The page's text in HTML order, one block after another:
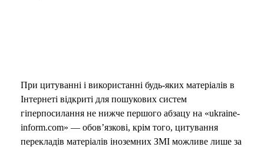
При цитуванні і використанні будь-яких матеріалів в
Інтернеті відкриті для пошукових систем
гіперпосилання не нижче першого абзацу на «ukraine-
inform.com» — обов’язкові, крім того, цитування
перекладів матеріалів іноземних ЗМІ можливе лише за